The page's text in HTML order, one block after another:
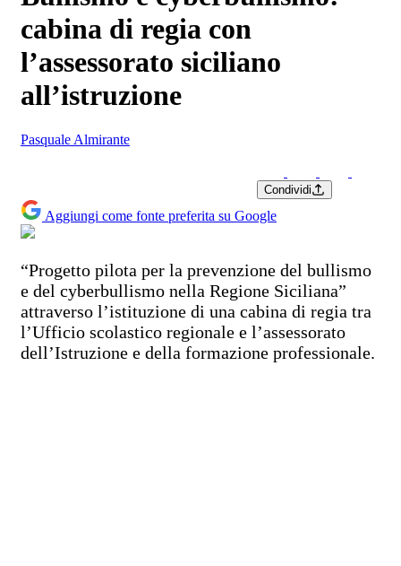
cabina di regia con
l’assessorato siciliano
all’istruzione
Pasquale Almirante
Condividi
Aggiungi come fonte preferita su Google
“Progetto pilota per la prevenzione del bullismo
e del cyberbullismo nella Regione Siciliana”
attraverso l’istituzione di una cabina di regia tra
l’Ufficio scolastico regionale e l’assessorato
dell’Istruzione e della formazione professionale.